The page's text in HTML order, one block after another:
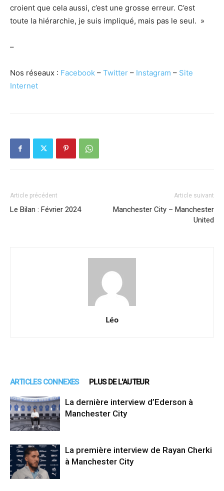
croient que cela aussi, c’est une grosse erreur. C’est
toute la hiérarchie, je suis impliqué, mais pas le seul. »
–
Nos réseaux : Facebook – Twitter – Instagram – Site
Internet
Article précédent
Le Bilan : Février 2024
Article suivant
Manchester City – Manchester
United
Léo
ARTICLES CONNEXES PLUS DE L'AUTEUR
La dernière interview d’Ederson à
Manchester City
La première interview de Rayan Cherki
à Manchester City